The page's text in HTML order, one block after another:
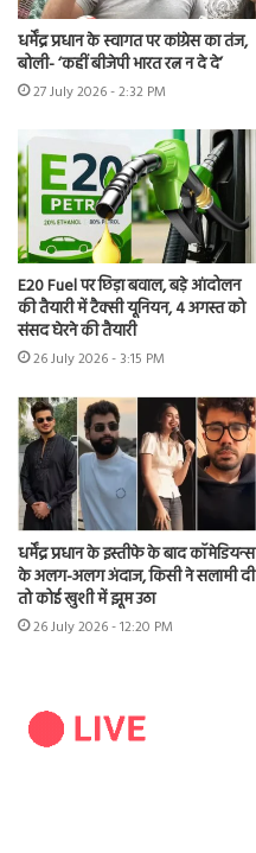
धर्मेंद्र प्रधान के स्वागत पर कांग्रेस का तंज,
बोली- ‘कहीं बीजेपी भारत रत्न न दे दे’
27 July 2026 - 2:32 PM
E20 Fuel पर छिड़ा बवाल, बड़े आंदोलन
की तैयारी में टैक्सी यूनियन, 4 अगस्त को
संसद घेरने की तैयारी
26 July 2026 - 3:15 PM
धर्मेंद्र प्रधान के इस्तीफे के बाद कॉमेडियन्स
के अलग-अलग अंदाज, किसी ने सलामी दी
तो कोई खुशी में झूम उठा
26 July 2026 - 12:20 PM